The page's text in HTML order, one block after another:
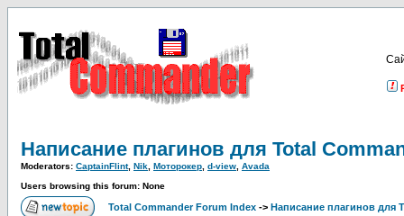
Написание плагинов для Total
Moderators: CaptainFlint, Nik Моторокер d-view Avada
Users browsing this forum: None
Total Commander Forum Index -> Написание плагинов для